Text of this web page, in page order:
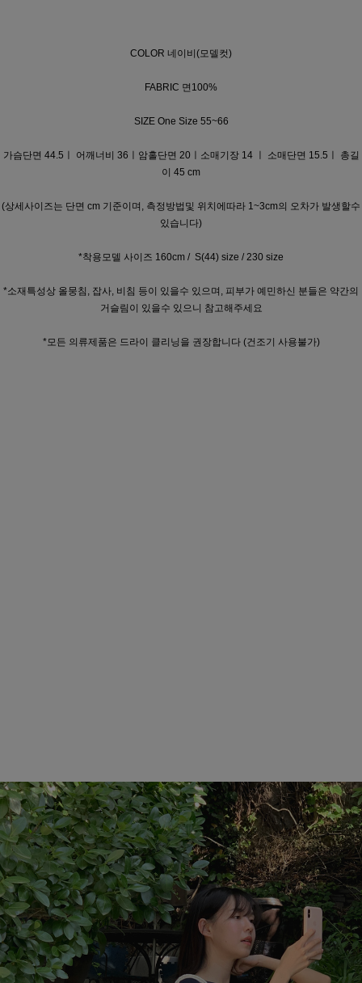
COLOR 네이비(모델컷)
FABRIC 면100%
SIZE One Size 55~66
가슴단면 44.5ㅣ 어깨너비 36ㅣ암홀단면 20ㅣ소매기장 14
ㅣ 소매단면 15.5ㅣ 총길
이 45 cm
(상세사이즈는 단면 cm 기준이며, 측정방법및 위치에따라 1~3cm의 오차가 발생할수
있습니다)
*착용모델 사이즈 160cm / S(44) size / 230 size
*소재특성상 올뭉침, 잡사, 비침 등이 있을수 있으며, 피부가 예민하신 분들은 약간의
거슬림이 있을수 있으니 참고해주세요
*모든 의류제품은 드라이 클리닝을 권장합니다 (건조기 사용불가)